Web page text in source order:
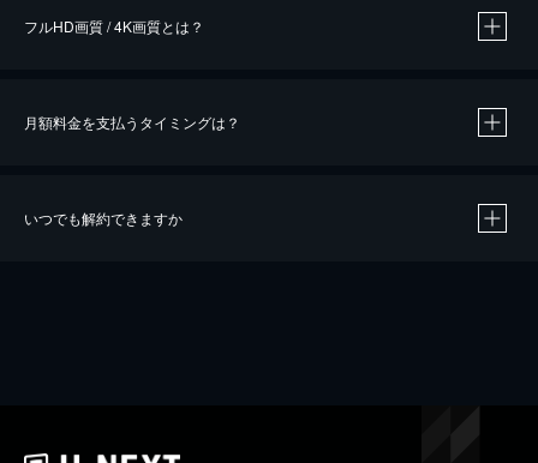
※40％ポイント還元の対象は、クレジットカード決済による作品の購入 / レンタルです。
iOSアプリのUコイン決済による作品の購入 / レンタルは、20％のポイント還元です。
フルHD画質 / 4K画質とは？
月額料金を支払うタイミングは？
いつでも解約できますか